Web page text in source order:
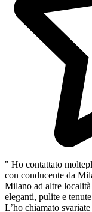
" Ho contattato
con conducente da
Milano ad altre
eleganti, pulite e
L’ho chiamato